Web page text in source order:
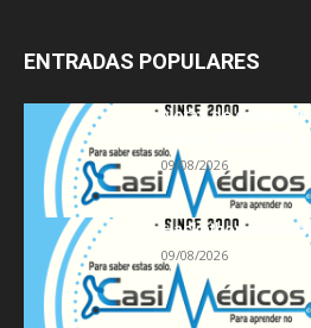
ENTRADAS POPULARES
Notas de corte
curso 2022/2023
09/08/2026
Hackathon
09/08/2026